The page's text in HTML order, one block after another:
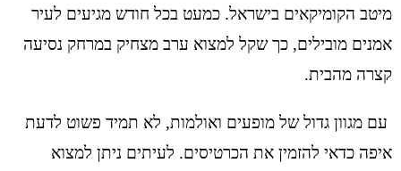
מיטב הקומיקאים בישראל. כמעט בכל חודש מגיעים לעיר
אמנים מובילים, כך שקל למצוא ערב מצחיק במרחק נסיעה
קצרה מהבית.
עם מגוון גדול של מופעים ואולמות, לא תמיד פשוט לדעת
איפה כדאי להזמין את הכרטיסים. לעיתים ניתן למצוא